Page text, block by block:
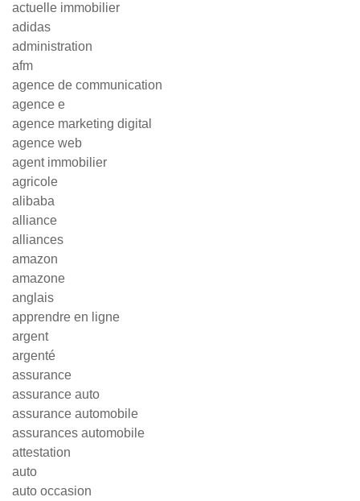
actuelle immobilier
adidas
administration
afm
agence de communication
agence e
agence marketing digital
agence web
agent immobilier
agricole
alibaba
alliance
alliances
amazon
amazone
anglais
apprendre en ligne
argent
argenté
assurance
assurance auto
assurance automobile
assurances automobile
attestation
auto
auto occasion